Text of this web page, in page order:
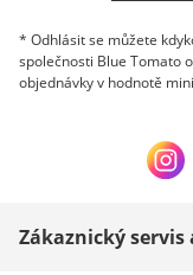
* Odhlásit se můžete
společnosti Blue Tomato
objednávky v hodnotě
Zákaznický servis